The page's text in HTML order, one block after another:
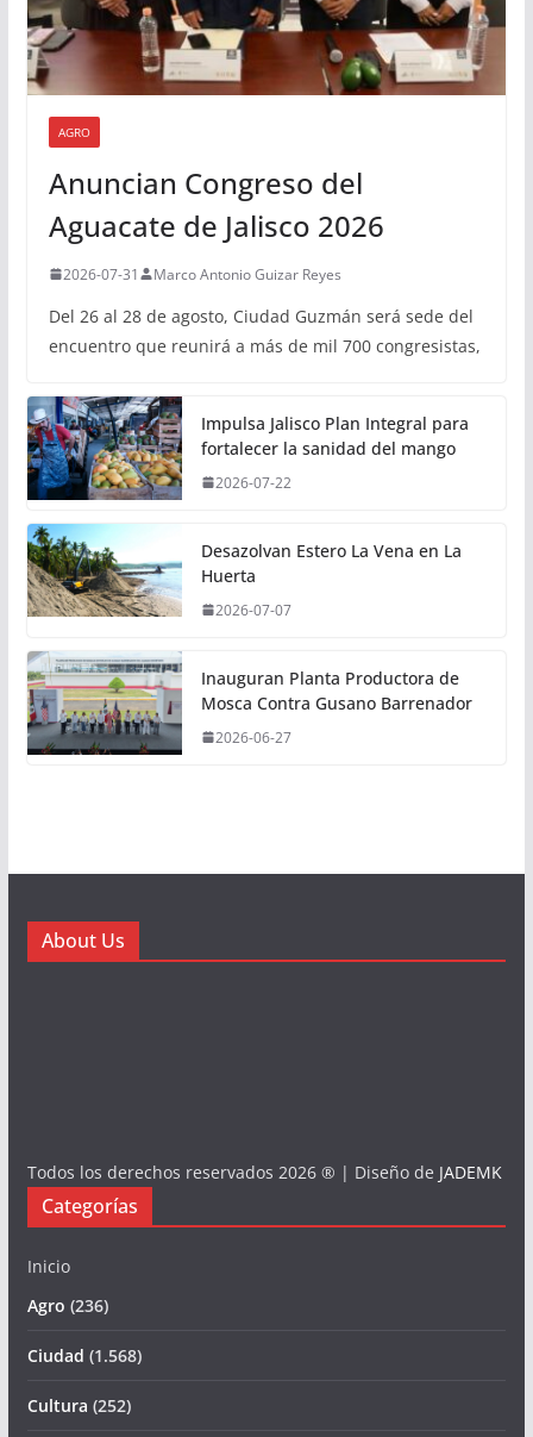
AGRO
Anuncian Congreso del
Aguacate de Jalisco 2026
2026-07-31 Marco Antonio Guizar Reyes
Del 26 al 28 de agosto, Ciudad Guzmán será sede del
encuentro que reunirá a más de mil 700 congresistas,
Impulsa Jalisco Plan Integral para
fortalecer la sanidad del mango
2026-07-22
Desazolvan Estero La Vena en La
Huerta
2026-07-07
Inauguran Planta Productora de
Mosca Contra Gusano Barrenador
2026-06-27
About Us
Todos los derechos reservados 2026 ® | Diseño de JADEMK
Categorías
Inicio
Agro (236)
Ciudad (1.568)
Cultura (252)